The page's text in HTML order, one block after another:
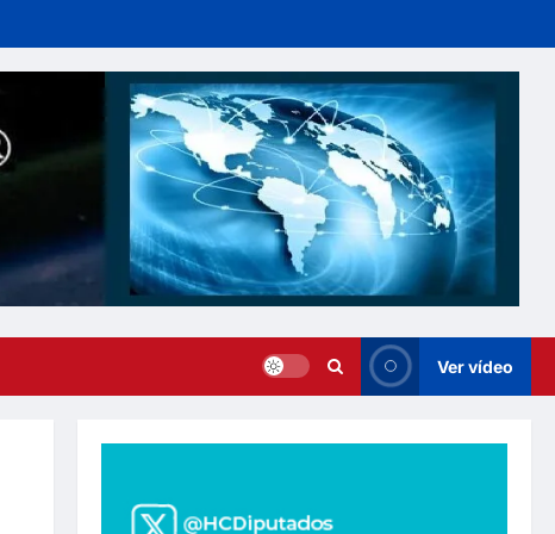
Ver vídeo